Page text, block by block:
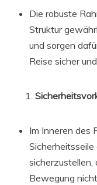
Die robuste
Struktur
und sorgen
Reise sicher
Im Inneren des
sicherzustellen,
Bewegung